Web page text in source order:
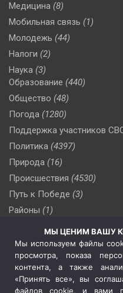
Медицина (8)
Мобильная связь (1)
Молодежь (44)
Налоги (2)
Наука (3)
Образование (440)
Общество (48)
Погода (1280)
Поддержка участников
Политика (4397)
Природа (16)
Происшествия (4530)
Путь к Победе (3)
Районы (1)
(510)
Сельское хозяйство (3)
Социальная политика
(3)
Спецоперация в Украине
Спецоперация на Украине
МЫ ЦЕНИМ ВАШУ
Мы используем файлы
просмотра, показа
контента, а также
«Принять все», вы
файлов cookie, и вами